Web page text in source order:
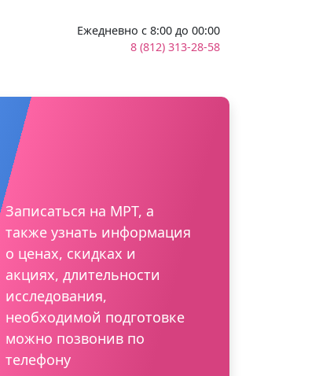
Ежедневно с 8:00 до 00:00
8 (812) 313-28-58
Записаться на МРТ, а
также узнать информация
о ценах, скидках и
акциях, длительности
исследования,
необходимой подготовке
можно позвонив по
телефону